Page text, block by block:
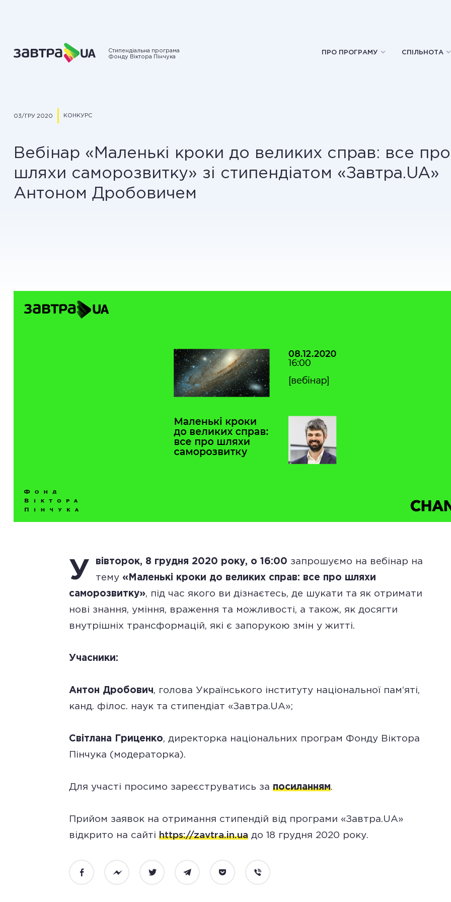
Стипендіальна програма
Фонду Віктора Пінчука
ПРО ПРОГРАМУ СПІЛЬНОТА
03/ГРУ 2020 КОНКУРС
Вебінар «Маленькі кроки до великих справ: все про
шляхи саморозвитку» зі стипендіатом «Завтра.UA»
Антоном Дробовичем
У вівторок, 8 грудня 2020 року, о 16:00 запрошуємо на вебінар на
тему «Маленькі кроки до великих справ: все про шляхи
саморозвитку», під час якого ви дізнаєтесь, де шукати та як отримати
нові знання, уміння, враження та можливості, а також, як досягти
внутрішніх трансформацій, які є запорукою змін у житті.
Учасники:
Антон Дробович, голова Українського інституту національної пам‘яті,
канд. філос. наук та стипендіат «Завтра.UA»;
Світлана Гриценко, директорка національних програм Фонду Віктора
Пінчука (модераторка).
Для участі просимо зареєструватись за посиланням.
Прийом заявок на отримання стипендій від програми «Завтра.UA»
відкрито на сайті https://zavtra.in.ua до 18 грудня 2020 року.
FacebookMessengerTwitter Telegram Pocket Viber